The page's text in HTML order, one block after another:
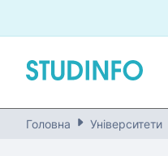
Головна Університети